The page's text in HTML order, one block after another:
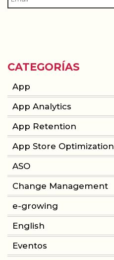
CATEGORÍAS
App
App Analytics
App Retention
App Store Optimization
ASO
Change Management
e-growing
English
Eventos